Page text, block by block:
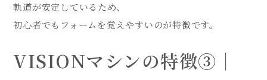
軌道が安定しているため、
初心者でもフォームを覚えやすいのが特徴です。
VISIONマシンの特徴③｜